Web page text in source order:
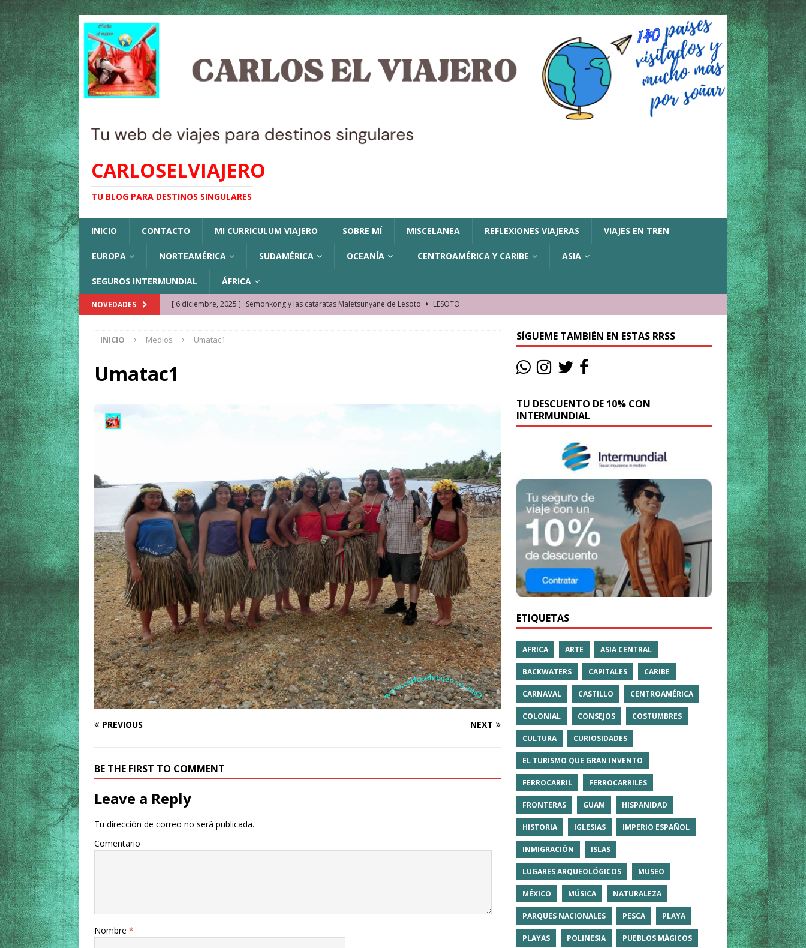
CARLOSELVIAJERO
TU BLOG PARA DESTINOS SINGULARES
INICIO CONTACTO MI CURRICULUM VIAJERO SOBRE MÍ MISCELANEA REFLEXIONES VIAJERAS VIAJES EN TREN
EUROPA NORTEAMÉRICA SUDAMÉRICA OCEANÍA CENTROAMÉRICA Y CARIBE ASIA
SEGUROS INTERMUNDIAL ÁFRICA
NOVEDADES [ 6 diciembre, 2025 ] Semonkong y las cataratas Maletsunyane de Lesoto
LESOTO
KAZAJISTÁN
[ 22 noviembre, 2025 ]
JAMAICA. La historia de la misteriosa avioneta de la playa
JAMAICA
Ela Nguema. El barrio más castizo de Malabo GUINEA ECUATORIAL
INICIO Medios Umatac1
Umatac1
PREVIOUS NEXT
BE THE FIRST TO COMMENT
Leave a Reply
Tu dirección de correo no será publicada.
Comentario
Nombre *
SÍGUEME TAMBIÉN EN ESTAS RRSS
TU DESCUENTO DE 10% CON
INTERMUNDIAL
ETIQUETAS
AFRICA ARTE ASIA CENTRAL
BACKWATERS CAPITALES CARIBE
CARNAVAL CASTILLO CENTROAMÉRICA
COLONIAL CONSEJOS COSTUMBRES
CULTURA CURIOSIDADES
EL TURISMO QUE GRAN INVENTO
FERROCARRIL FERROCARRILES
FRONTERAS GUAM HISPANIDAD
HISTORIA IGLESIAS IMPERIO ESPAÑOL
INMIGRACIÓN ISLAS
LUGARES ARQUEOLÓGICOS MUSEO
MÉXICO MÚSICA NATURALEZA
PARQUES NACIONALES PESCA PLAYA
PLAYAS POLINESIA PUEBLOS MÁGICOS